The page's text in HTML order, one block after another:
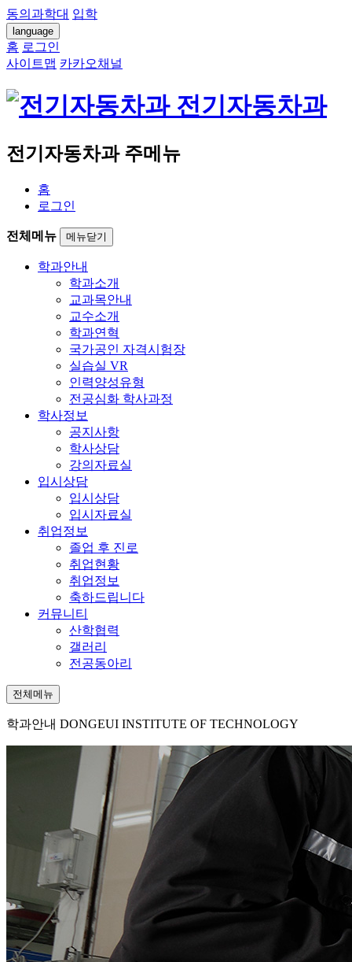
동의과학대 입학
language
홈 로그인
사이트맵 카카오채널
전기자동차과
전기자동차과 주메뉴
홈
로그인
전체메뉴 메뉴닫기
학과안내
학과소개
교과목안내
교수소개
학과연혁
국가공인 자격시험장
실습실 VR
인력양성유형
전공심화 학사과정
학사정보
공지사항
학사상담
강의자료실
입시상담
입시상담
입시자료실
취업정보
졸업 후 진로
취업현황
취업정보
축하드립니다
커뮤니티
산학협력
갤러리
전공동아리
전체메뉴
학과안내 DONGEUI INSTITUTE OF TECHNOLOGY